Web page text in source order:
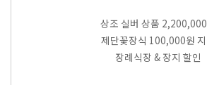
상조 실버 상품
제단꽃장식 100,000원
장례식장 & 장지 할인